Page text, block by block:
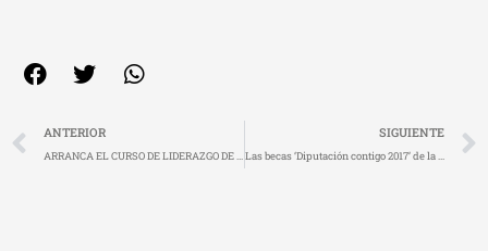
Ant
ANTERIOR SIGUIENTE